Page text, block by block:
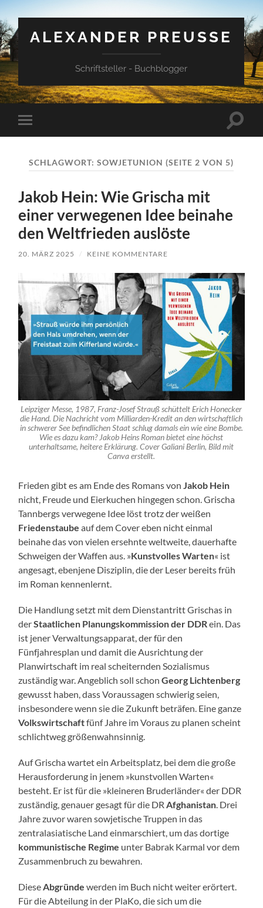
ALEXANDER PREUSSE
Schriftsteller - Buchblogger
Mobile-
Menü
SCHLAGWORT:SOWJETUNION (SEITE 2 VON 5)
Jakob Hein: Wie Grischa mit
einer verwegenen Idee beinahe
den Weltfrieden auslöste
20. MÄRZ 2025 / KEINE KOMMENTARE
Leipziger Messe, 1987, Franz-Josef Strauß schüttelt Erich Honecker
die Hand. Die Nachricht vom Milliarden-Kredit an den wirtschaftlich
in schwerer See befindlichen Staat schlug damals ein wie eine Bombe.
Wie es dazu kam? Jakob Heins Roman bietet eine höchst
unterhaltsame, heitere Erklärung. Cover Galiani Berlin, Bild mit
Canva erstellt.
Frieden gibt es am Ende des Romans vonJakob Hein
nicht, Freude und Eierkuchen hingegen schon. Grischa
Tannbergs verwegene Idee löst trotz der weißen
Friedenstaubeauf dem Cover eben nicht einmal
beinahe das von vielen ersehnte weltweite, dauerhafte
Schweigen der Waffen aus. »Kunstvolles Warten« ist
angesagt, ebenjene Disziplin, die der Leser bereits früh
im Roman kennenlernt.
Die Handlung setzt mit dem Dienstantritt Grischas in
derStaatlichen Planungskommission der DDRein. Das
ist jener Verwaltungsapparat, der für den
Fünfjahresplan und damit die Ausrichtung der
Planwirtschaft im real scheiternden Sozialismus
zuständig war. Angeblich soll schonGeorg Lichtenberg
gewusst haben, dass Voraussagen schwierig seien,
insbesondere wenn sie die Zukunft beträfen. Eine ganze
Volkswirtschaftfünf Jahre im Voraus zu planen scheint
schlichtweg größenwahnsinnig.
Auf Grischa wartet ein Arbeitsplatz, bei dem die große
Herausforderung in jenem »kunstvollen Warten«
besteht. Er ist für die »kleineren Bruderländer« der DDR
zuständig, genauer gesagt für die DRAfghanistan. Drei
Jahre zuvor waren sowjetische Truppen in das
zentralasiatische Land einmarschiert, um das dortige
kommunistische Regime unter Babrak Karmal vor dem
Zusammenbruch zu bewahren.
DieseAbgründewerden im Buch nicht weiter erörtert.
Für die Abteilung in der PlaKo, die sich um die